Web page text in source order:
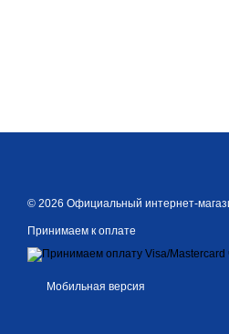
© 2026 Официальный интернет-
Принимаем к оплате
Мобильная версия